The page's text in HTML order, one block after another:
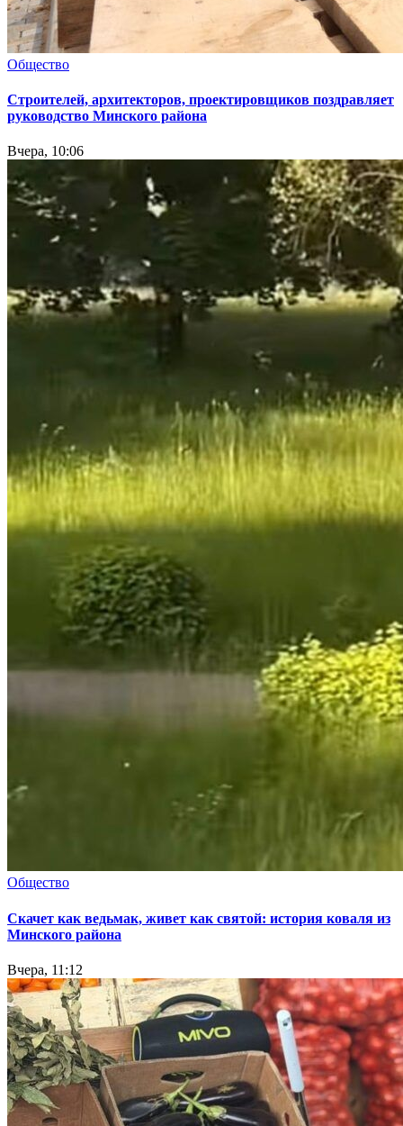
Общество
Cтроителей, архитекторов, проектировщиков поздравляет
руководство Минского района
Вчера, 10:06
Общество
Скачет как ведьмак, живет как святой: история коваля из
Минского района
Вчера, 11:12